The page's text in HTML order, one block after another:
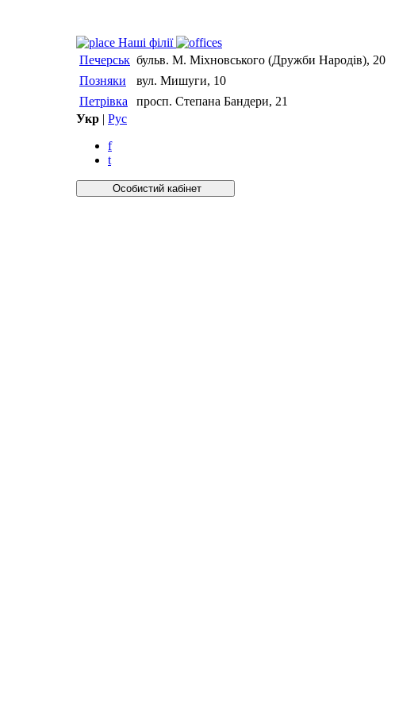
Нашi фiлiї
Печерськ бульв. М. Міхновського (Дружби Народів), 20
Позняки
вул. Мишуги, 10
Петрівка
просп. Степана Бандери, 21
Укр | Рус
f
t
Особистий кабiнет